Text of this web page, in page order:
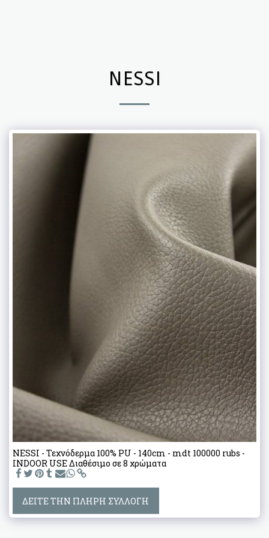
NESSI
NESSI - Τεχνόδερμα 100% PU - 140cm - mdt 100000 rubs -
INDOOR USE Διαθέσιμο σε 8 χρώματα
ΔΕΊΤΕ ΤΗΝ ΠΛΉΡΗ ΣΥΛΛΟΓΉ